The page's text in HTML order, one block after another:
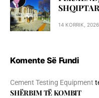
14 KORRIK, 2026
Komente Së Fundi
Cement Testing Equipment
SHЁRBIM TЁ KOMBIT